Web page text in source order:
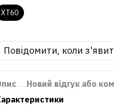
XT60
Повідомити, коли
Новий відгук або